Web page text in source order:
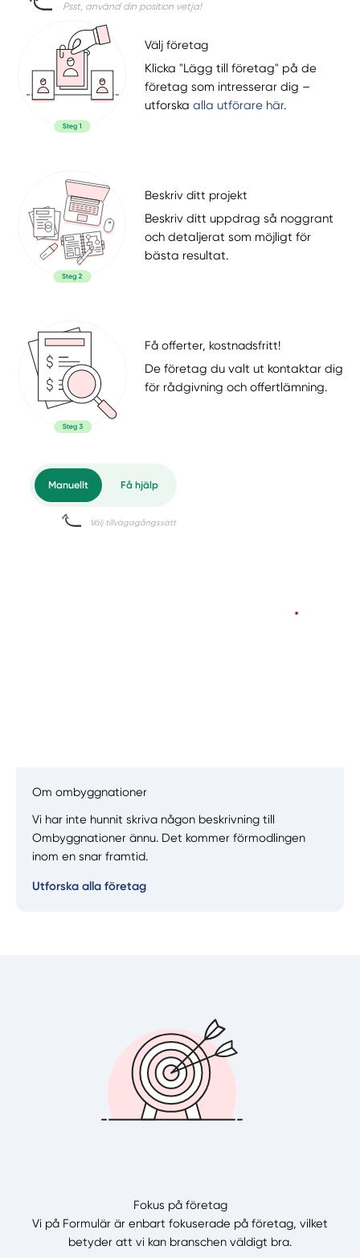
Psst, använd din position vetja!
Välj företag
Klicka "Lägg till företag" på de
företag som intresserar dig –
utforskaalla utförare här.
Beskriv ditt projekt
Beskriv ditt uppdrag så noggrant
och detaljerat som möjligt för
bästa resultat.
Få offerter, kostnadsfritt!
De företag du valt ut kontaktar dig
för rådgivning och offertlämning.
Manuellt Få hjälp
Om ombyggnationer
Vi har inte hunnit skriva någon beskrivning till
Ombyggnationer ännu. Det kommer förmodlingen
inom en snar framtid.
Utforska alla företag
Fokus på företag
Vi på Formulär är enbart fokuserade på företag, vilket
betyder att vi kan branschen väldigt bra.